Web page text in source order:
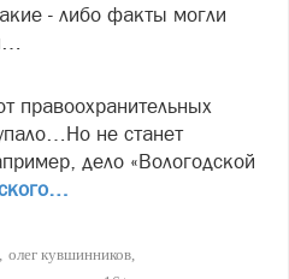
- либо факты могли
правоохранительных
не станет
дело «Вологодской
олег кувшинников